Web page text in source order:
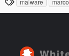
ầ
u
y
u
h
malware marco